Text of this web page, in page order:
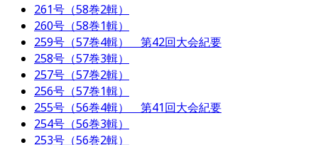
261号（58巻2輯）
260号（58巻1輯）
259号（57巻4輯） 第42回大会紀要
258号（57巻3輯）
257号（57巻2輯）
256号（57巻1輯）
255号（56巻4輯） 第41回大会紀要
254号（56巻3輯）
253号（56巻2輯）